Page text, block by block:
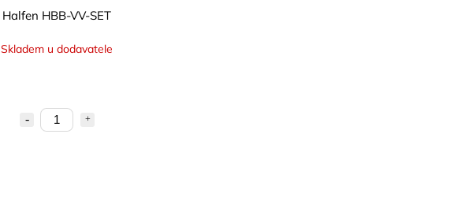
Halfen HBB-VV-SET
Skladem u dodavatele